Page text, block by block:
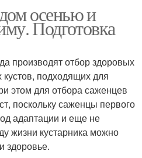
осенью и
Подготовка
производят отбор здоровых
подходящих для
этом для отбора саженцев
поскольку саженцы первого
адаптации и еще не
жизни кустарника можно
здоровье.